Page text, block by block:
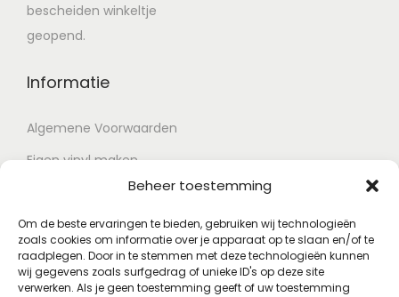
Beheer toestemming
Om de beste ervaringen te bieden, gebruiken wij technologieën
zoals cookies om informatie over je apparaat op te slaan en/of te
raadplegen. Door in te stemmen met deze technologieën kunnen
wij gegevens zoals surfgedrag of unieke ID's op deze site
verwerken. Als je geen toestemming geeft of uw toestemming
bescheiden winkeltje
geopend.
Informatie
Algemene Voorwaarden
Eigen vinyl maken
Retour voorwaarden
Contact
Account